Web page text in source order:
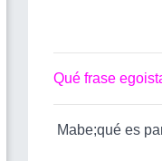
Qué frase
Mabe;qué es